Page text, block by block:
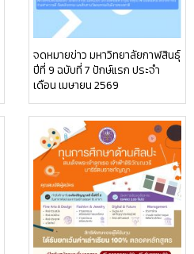
จดหมายข่าว มหาวิทยาลัยกาฬสินธุ์
ปีที่ 9 ฉบับที่ 7 ปักษ์แรก ประจำ
เดือน เมษายน 2569